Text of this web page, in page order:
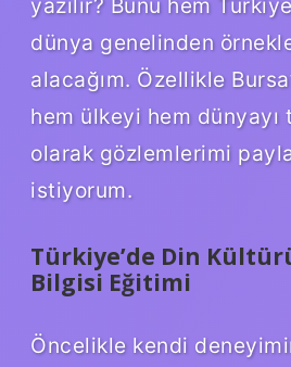
dünya genelinden
alacağım. Özellikle
hem ülkeyi hem
olarak gözlemlerimi
istiyorum.
Türkiye’de Din
Bilgisi Eğitimi
Öncelikle kendi